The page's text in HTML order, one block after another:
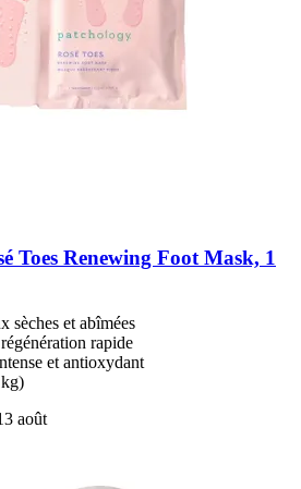
Toes Renewing Foot Mask, 1
sèches et abîmées
rapide
et antioxydant
août